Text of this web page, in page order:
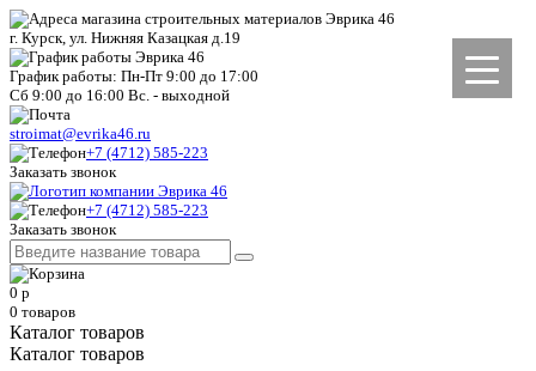
г. Курск, ул. Нижняя Казацкая д.19
График работы: Пн-Пт 9:00 до 17:00
Сб 9:00 до 16:00 Вс. - выходной
stroimat@evrika46.ru
+7 (4712) 585-223
Заказать звонок
+7 (4712) 585-223
Заказать звонок
0 р
0 товаров
Каталог товаров
Каталог товаров